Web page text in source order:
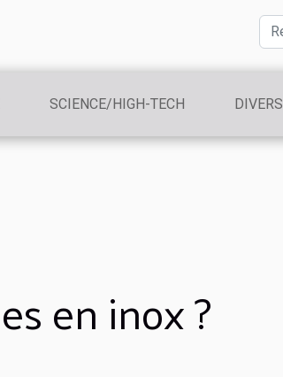
SCIENCE/HIGH-TECH DIVERS
en inox ?